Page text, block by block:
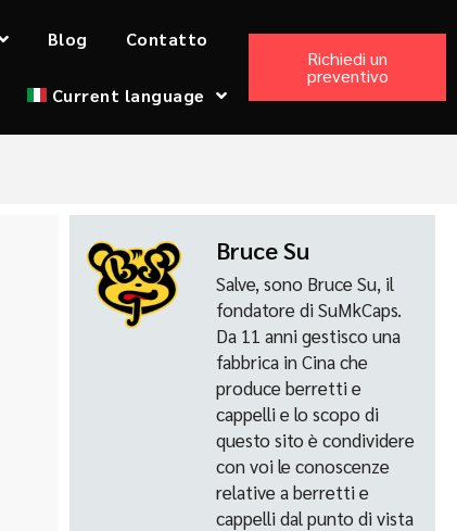
Blog Contatto
Current language
Richiedi un
preventivo
Bruce Su
Salve, sono Bruce Su, il
fondatore di SuMkCaps.
Da 11 anni gestisco una
fabbrica in Cina che
produce berretti e
cappelli e lo scopo di
questo sito è condividere
con voi le conoscenze
relative a berretti e
cappelli dal punto di vista